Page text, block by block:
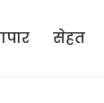
सेहत